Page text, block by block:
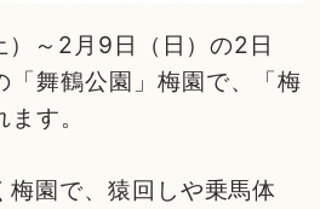
～2月9日（日）の2日
「舞鶴公園」梅園で、「梅
す。
園で、猿回しや乗馬体